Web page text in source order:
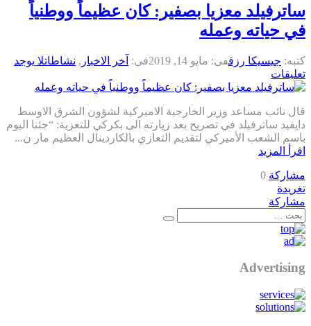
ساترفيلد معزيا بصفير: كان عظيماً ووطنياً
في حياته وعمله
كتبه: جيسيكا رزقفى: مايو 14, 2019 فى: آخر الاخبار , نشاطاتلا يوجد
تعليقات
قال نائب مساعد وزير الخارجية الاميركية لشؤون الشرق الاوسط
دايفيد ساترفيلد في تصريح بعد زيارته الى بكركي للتعزية: “جئنا اليوم
باسم الشعب الأميركي لتقديم التعازي بالكاردينال العظيم مار ن...
اقرأ المزيد
مشاركة 0
تغريدة
مشاركة
Advertising